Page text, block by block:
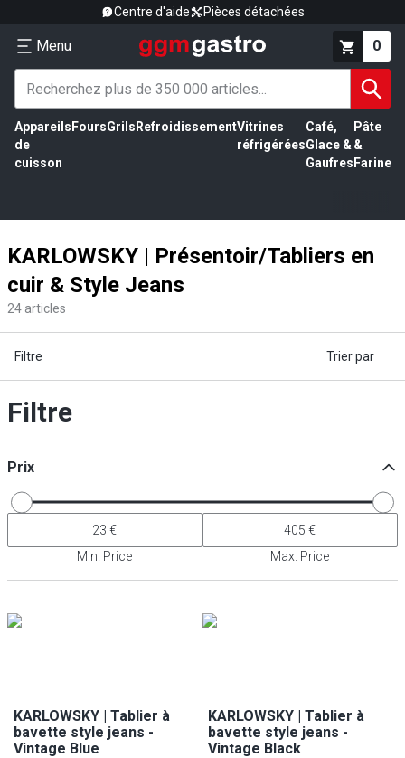
Centre d'aide Pièces détachées
Menu 0
Appareils
de
cuisson
FoursGrils RefroidissementVitrines
réfrigérées
Café,
Glace &
Gaufres
Pâte
&
Farine
KARLOWSKY | Présentoir/Tabliers en
cuir & Style Jeans
24 articles
Filtre Trier par
Filtre
Prix
Min. Price Max. Price
KARLOWSKY | Tablier à
bavette style jeans -
Vintage Blue
KARLOWSKY | Tablier à
bavette style jeans -
Vintage Black